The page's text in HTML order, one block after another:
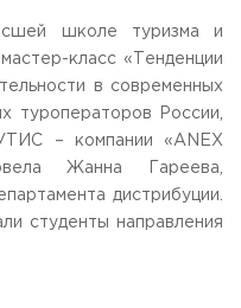
школе туризма и
класс «Тенденции
в современных
туроператоров России,
– компании «ANEX
Жанна Гареева,
дистрибуции.
студенты направления